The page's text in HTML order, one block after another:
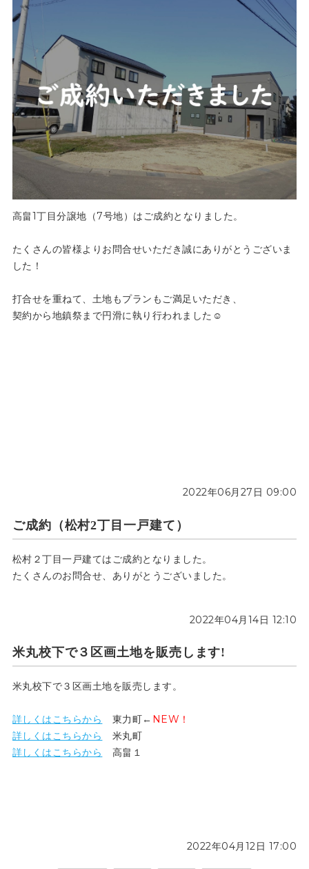
高畠1丁目分譲地（7号地）はご成約となりました。
たくさんの皆様よりお問合せいただき誠にありがとうございま
した！
打合せを重ねて、土地もプランもご満足いただき、
契約から地鎮祭まで円滑に執り行われました☺
2022年06月27日 09:00
ご成約（松村2丁目一戸建て）
松村２丁目一戸建てはご成約となりました。
たくさんのお問合せ、ありがとうございました。
2022年04月14日 12:10
米丸校下で３区画土地を販売します!
米丸校下で３区画土地を販売します。
詳しくはこちらから 東力町← NEW！
詳しくはこちらから
米丸町
詳しくはこちらから
高畠１
2022年04月12日 17:00